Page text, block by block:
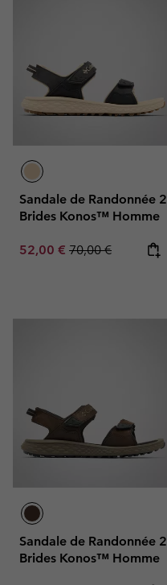
Sandale de Randonnée 2
Brides Konos™ Homme
Sale price:
52,00 € Regular price:
70,00 €
Sandale de Randonnée 2
Brides Konos™ Homme